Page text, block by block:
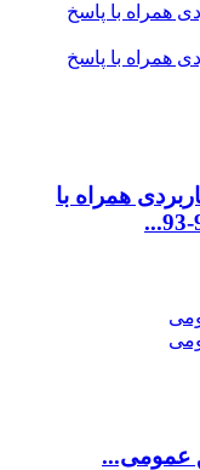
همراه با
عمومی...